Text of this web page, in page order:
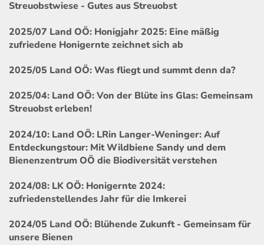
Streuobstwiese - Gutes aus Streuobst
2025/07 Land OÖ: Honigjahr 2025: Eine mäßig
zufriedene Honigernte zeichnet sich ab
2025/05 Land OÖ: Was fliegt und summt denn da?
2025/04: Land OÖ: Von der Blüte ins Glas: Gemeinsam
Streuobst erleben!
2024/10: Land OÖ: LRin Langer-Weninger: Auf
Entdeckungstour: Mit Wildbiene Sandy und dem
Bienenzentrum OÖ die Biodiversität verstehen
2024/08: LK OÖ: Honigernte 2024:
zufriedenstellendes Jahr für die Imkerei
2024/05 Land OÖ: Blühende Zukunft - Gemeinsam für
unsere Bienen